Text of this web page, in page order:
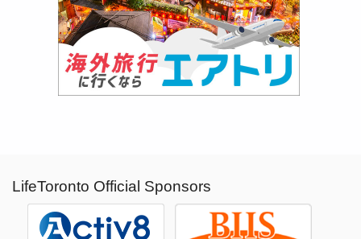
LifeToronto Official Sponsors